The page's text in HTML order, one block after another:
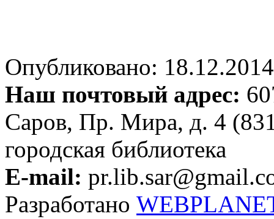
Опубликовано:
Наш почтовый адрес:
Саров, Пр. Мира, д. 4
городская библиотека
E-mail:
Разработано